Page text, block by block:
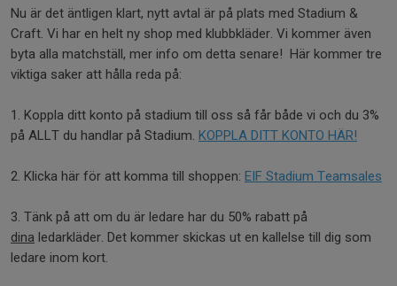
Nu är det äntligen klart, nytt avtal är på plats med Stadium &
Craft. Vi har en helt ny shop med klubbkläder. Vi kommer även
byta alla matchställ, mer info om detta senare! Här kommer tre
viktiga saker att hålla reda på:
1. Koppla ditt konto på stadium till oss så får både vi och du 3%
på ALLT du handlar på Stadium. KOPPLA DITT KONTO HÄR!
2. Klicka här för att komma till shoppen: EIF Stadium Teamsales
3. Tänk på att om du är ledare har du 50% rabatt på
dina ledarkläder. Det kommer skickas ut en kallelse till dig som
ledare inom kort.